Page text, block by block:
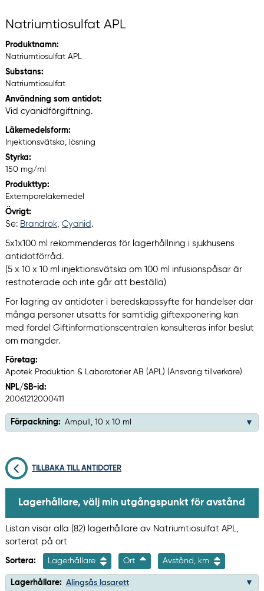
Natriumtiosulfat APL
Produktnamn:
Natriumtiosulfat APL
Substans:
Natriumtiosulfat
Användning som antidot:
Vid cyanidförgiftning.
Läkemedelsform:
Injektionsvätska, lösning
Styrka:
150 mg/ml
Produkttyp:
Extemporeläkemedel
Övrigt:
Se: Brandrök, Cyanid .
5x1x100 ml rekommenderas för lagerhållning i sjukhusens
antidotförråd.
(5 x 10 x 10 ml injektionsvätska om 100 ml infusionspåsar är
restnoterade och inte går att beställa)
För lagring av antidoter i beredskapssyfte för händelser där
många personer utsatts för samtidig giftexponering kan
med fördel Giftinformationscentralen konsulteras inför beslut
om mängder.
Företag:
Apotek Produktion & Laboratorier AB (APL) (Ansvarig tillverkare)
NPL/SB-id:
20061212000411
Förpackning: Ampull, 10 x 10 ml
TILLBAKA TILL ANTIDOTER
Lagerhållare, välj min utgångspunkt för avstånd
Listan visar alla (82) lagerhållare av Natriumtiosulfat APL,
sorterat på ort
Sortera: Lagerhållare Ort Avstånd, km
Lagerhållare: Alingsås lasarett